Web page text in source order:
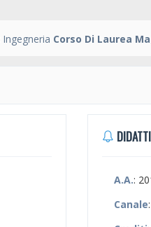
Ingegneria Corso Di Laurea
A.A.:
Canale